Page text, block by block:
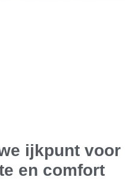
ijkpunt voor
en comfort